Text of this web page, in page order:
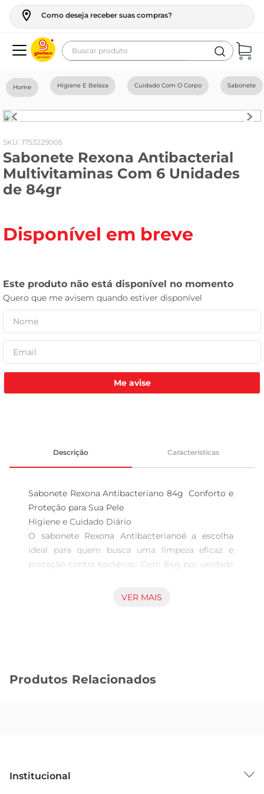
Como deseja receber suas compras?
Buscar produto
Higiene E Beleza Cuidado Com O Corpo Sabonete
: 1753229005
Sabonete Rexona Antibacterial
Multivitaminas Com 6 Unidades
de 84gr
Disponível em breve
Me avise
Descrição Características
Sabonete Rexona Antibacteriano 84g  Conforto e
Proteção para Sua Pele
Higiene e Cuidado Diário
O sabonete Rexona Antibacterianoé a escolha
ideal para quem busca uma limpeza eficaz e
proteção contra bactérias. Com 84g por unidade
é perfeito para uso diário, garantindo que sua
Benefícios e Propriedades
proporciona uma proteção duradoura, ideal para
VER MAIS
Produtos Relacionados
Institucional
geladeira
fogao
café
cerveja
frango
vinho
tv